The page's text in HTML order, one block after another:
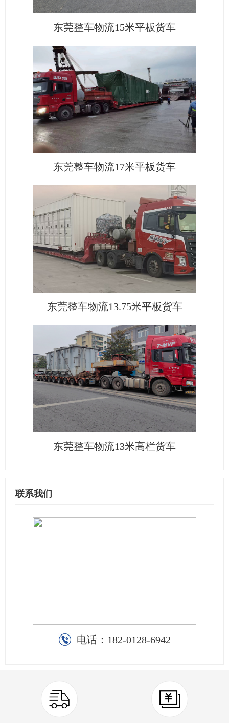
东莞整车物流15米平板货车
东莞整车物流17米平板货车
东莞整车物流13.75米平板货车
东莞整车物流13米高栏货车
联系我们
电话： 182-0128-6942